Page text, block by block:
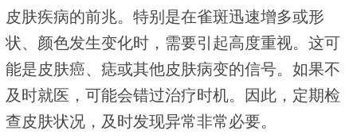
皮肤疾病的前兆。特别是在雀斑迅速增多或形
状、颜色发生变化时，需要引起高度重视。这可
能是皮肤癌、痣或其他皮肤病变的信号。如果不
及时就医，可能会错过治疗时机。因此，定期检
查皮肤状况，及时发现异常非常必要。